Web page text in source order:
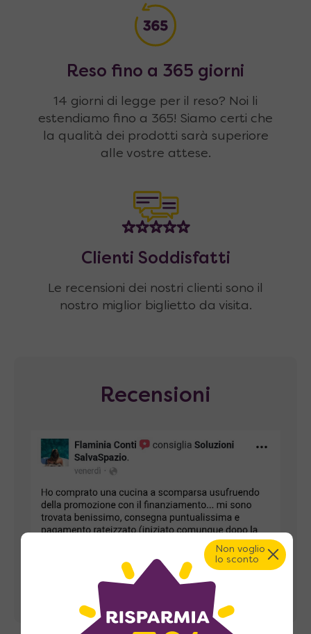
Reso fino a 365 giorni
14 giorni di legge per il reso? Noi li
estendiamo fino a 365! Siamo certi che
la qualità dei prodotti sarà superiore
alle vostre attese.
Clienti Soddisfatti
Le recensioni dei nostri clienti sono il
nostro miglior biglietto da visita.
Recensioni
Non voglio
lo sconto